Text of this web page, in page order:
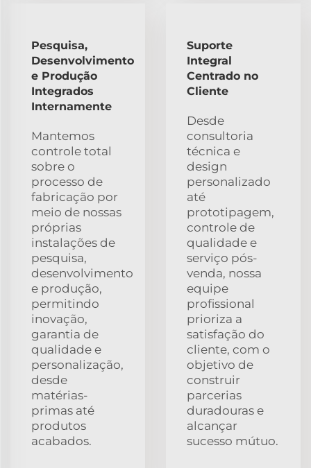
Pesquisa,
Desenvolvimento
e Produção
Integrados
Internamente
Mantemos
controle total
sobre o
processo de
fabricação por
meio de nossas
próprias
instalações de
pesquisa,
desenvolvimento
e produção,
permitindo
inovação,
garantia de
qualidade e
personalização,
desde
matérias-
primas até
produtos
acabados.
Suporte
Integral
Centrado no
Cliente
Desde
consultoria
técnica e
design
personalizado
até
prototipagem,
controle de
qualidade e
serviço pós-
venda, nossa
equipe
profissional
prioriza a
satisfação do
cliente, com o
objetivo de
construir
parcerias
duradouras e
alcançar
sucesso mútuo.